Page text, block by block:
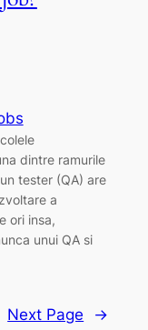
dintre ramurile
tester (QA) are
a
ori insa,
unui QA si
Next Page →